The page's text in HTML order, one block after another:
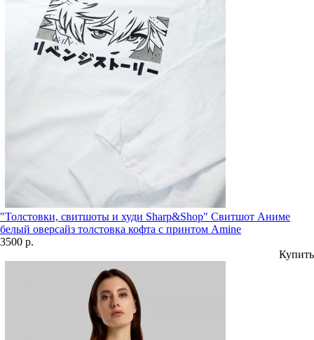
"Толстовки, свитшоты и худи Sharp&Shop" Свитшот Аниме
белый оверсайз толстовка кофта с принтом Amine
3500 р.
Купить